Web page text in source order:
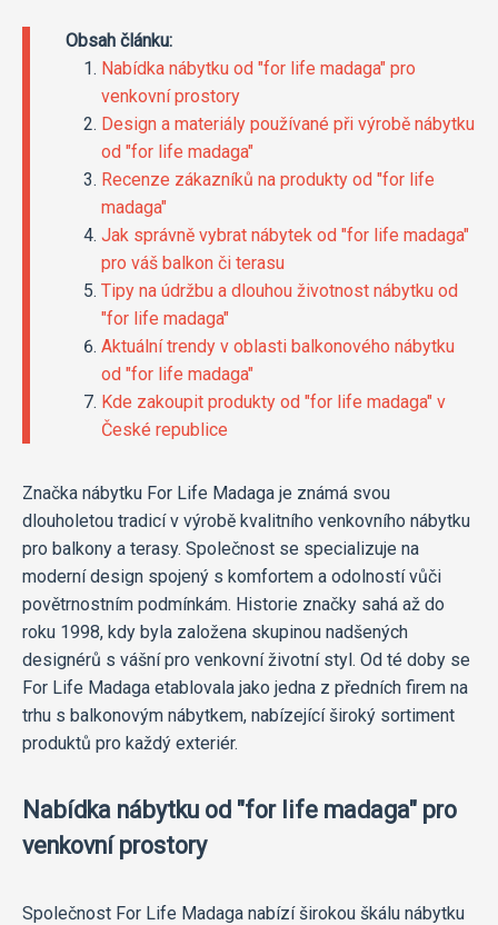
Obsah článku:
Nabídka nábytku od "for life madaga" pro
venkovní prostory
Design a materiály používané při výrobě nábytku
od "for life madaga"
Recenze zákazníků na produkty od "for life
madaga"
Jak správně vybrat nábytek od "for life madaga"
pro váš balkon či terasu
Tipy na údržbu a dlouhou životnost nábytku od
"for life madaga"
Aktuální trendy v oblasti balkonového nábytku
od "for life madaga"
Kde zakoupit produkty od "for life madaga" v
České republice
Značka nábytku For Life Madaga je známá svou
dlouholetou tradicí v výrobě kvalitního venkovního nábytku
pro balkony a terasy. Společnost se specializuje na
moderní design spojený s komfortem a odolností vůči
povětrnostním podmínkám. Historie značky sahá až do
roku 1998, kdy byla založena skupinou nadšených
designérů s vášní pro venkovní životní styl. Od té doby se
For Life Madaga etablovala jako jedna z předních firem na
trhu s balkonovým nábytkem, nabízející široký sortiment
produktů pro každý exteriér.
Nabídka nábytku od "for life madaga" pro
venkovní prostory
Společnost For Life Madaga nabízí širokou škálu nábytku